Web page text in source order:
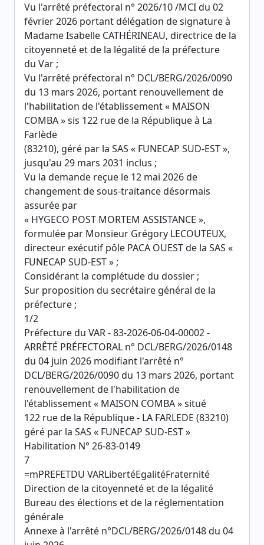
Vu l'arrêté préfectoral n° 2026/10 /MCI du 02
février 2026 portant délégation de signature à
Madame Isabelle CATHÉRINEAU, directrice de la
citoyenneté et de la légalité de la préfecture
du Var ;
Vu l'arrêté préfectoral n° DCL/BERG/2026/0090
du 13 mars 2026, portant renouvellement de
l'habilitation de l'établissement « MAISON
COMBA » sis 122 rue de la République à La
Farlède
(83210), géré par la SAS « FUNECAP SUD-EST »,
jusqu'au 29 mars 2031 inclus ;
Vu la demande reçue le 12 mai 2026 de
changement de sous-traitance désormais
assurée par
« HYGECO POST MORTEM ASSISTANCE »,
formulée par Monsieur Grégory LECOUTEUX,
directeur exécutif pôle PACA OUEST de la SAS «
FUNECAP SUD-EST » ;
Considérant la complétude du dossier ;
Sur proposition du secrétaire général de la
préfecture ;
1/2
Préfecture du VAR - 83-2026-06-04-00002 -
ARRÊTÉ PRÉFECTORAL n° DCL/BERG/2026/0148
du 04 juin 2026 modifiant l'arrêté n°
DCL/BERG/2026/0090 du 13 mars 2026, portant
renouvellement de l'habilitation de
l'établissement « MAISON COMBA » situé
122 rue de la République - LA FARLEDE (83210)
géré par la SAS « FUNECAP SUD-EST »
Habilitation N° 26-83-0149
7
=mPREFETDU VARLibertéEgalitéFraternité
Direction de la citoyenneté et de la légalité
Bureau des élections et de la réglementation
générale
Annexe à l'arrêté n°DCL/BERG/2026/0148 du 04